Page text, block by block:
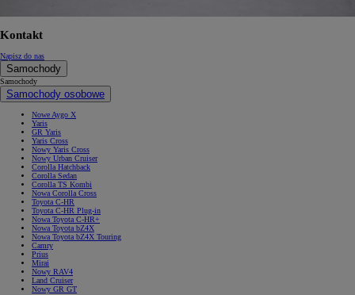
Kontakt
Napisz do nas
Samochody
Samochody
Samochody osobowe
Nowe Aygo X
Yaris
GR Yaris
Yaris Cross
Nowy Yaris Cross
Nowy Urban Cruiser
Corolla Hatchback
Corolla Sedan
Corolla TS Kombi
Nowa Corolla Cross
Toyota C-HR
Toyota C-HR Plug-in
Nowa Toyota C-HR+
Nowa Toyota bZ4X
Nowa Toyota bZ4X Touring
Camry
Prius
Mirai
Nowy RAV4
Land Cruiser
Nowy GR GT